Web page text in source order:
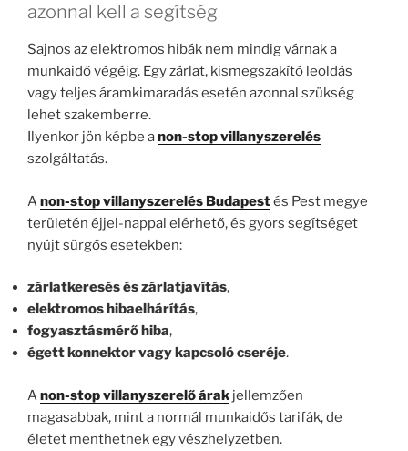
azonnal kell a segítség
Sajnos az elektromos hibák nem mindig várnak a
munkaidő végéig. Egy zárlat, kismegszakító leoldás
vagy teljes áramkimaradás esetén azonnal szükség
lehet szakemberre.
Ilyenkor jön képbe anon-stop villanyszerelés
szolgáltatás.
Anon-stop villanyszerelés Budapestés Pest megye
területén éjjel-nappal elérhető, és gyors segítséget
nyújt sürgős esetekben:
zárlatkeresés és zárlatjavítás,
elektromos hibaelhárítás,
fogyasztásmérő hiba,
égett konnektor vagy kapcsoló cseréje.
Anon-stop villanyszerelő árak jellemzően
magasabbak, mint a normál munkaidős tarifák, de
életet menthetnek egy vészhelyzetben.